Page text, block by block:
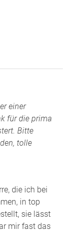
einer
für die prima
Bitte
tolle
die ich bei
in top
sie lässt
mir fast das